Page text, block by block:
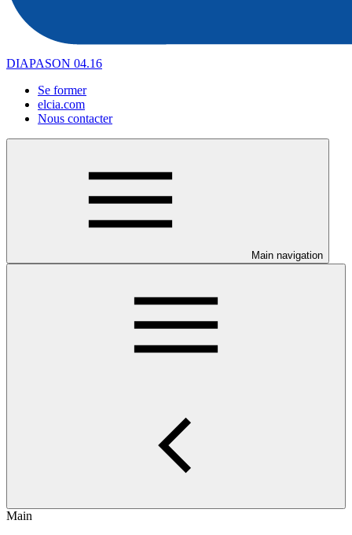
DIAPASON 04.16
Se former
elcia.com
Nous contacter
Main navigation
Main